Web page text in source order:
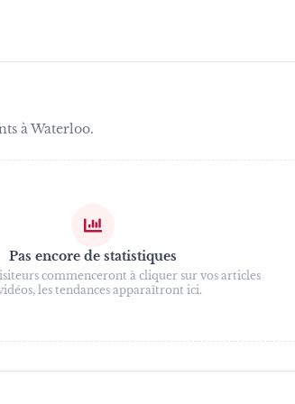
à Waterloo.
Pas encore de statistiques
commenceront à cliquer sur vos articles
les tendances apparaîtront ici.